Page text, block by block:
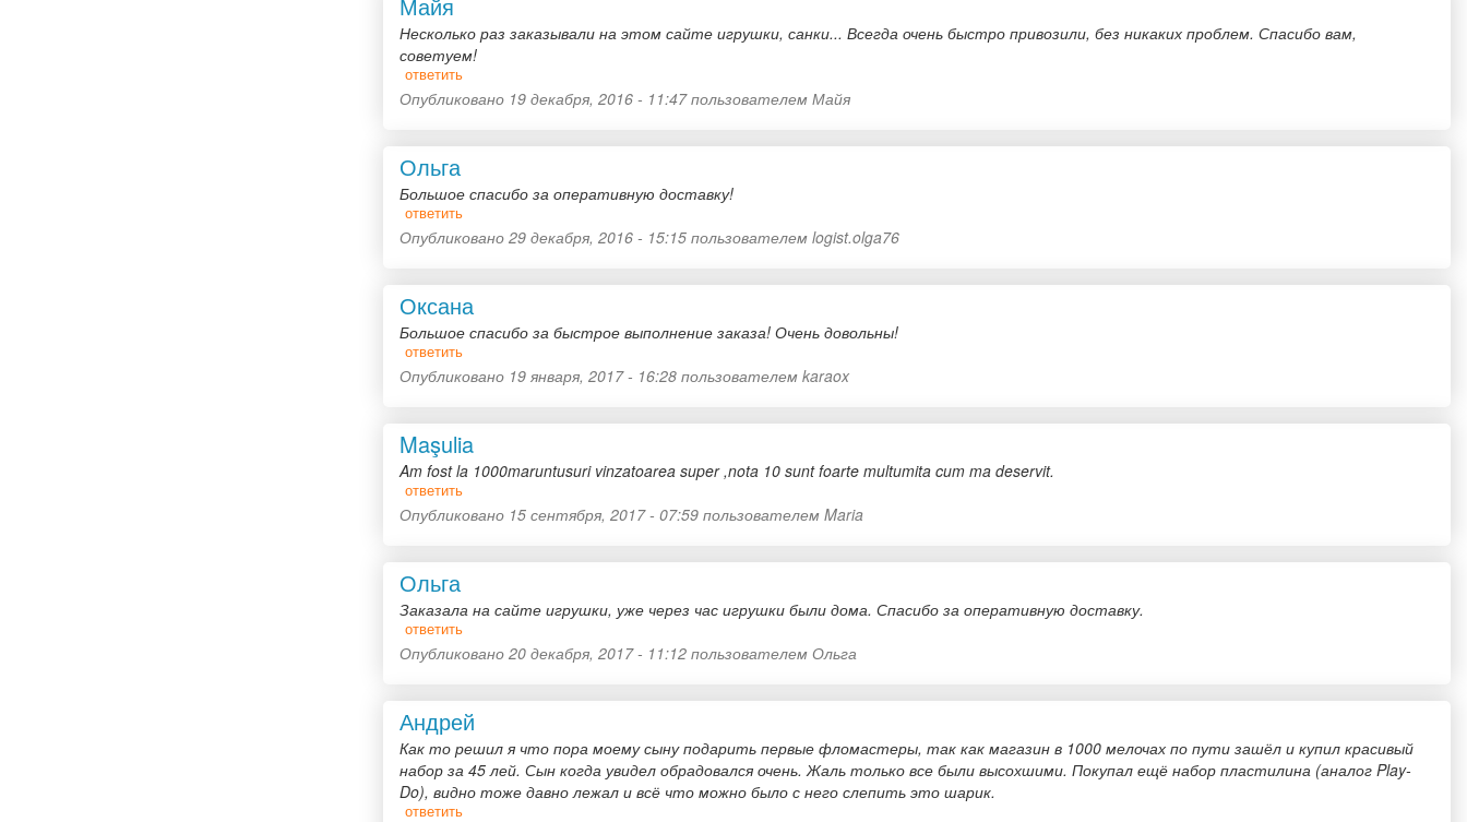
Несколько раз заказывали на этом сайте игрушки, санки... Всегда очень быстро привозили, без никаких проблем. Спасибо вам,
советуем!
ответить
Опубликовано 19 декабря, 2016 - 11:47 пользователем Майя
Ольга
Большое спасибо за оперативную доставку!
ответить
Опубликовано 29 декабря, 2016 - 15:15 пользователем logist.olga76
Оксана
Большое спасибо за быстрое выполнение заказа! Очень довольны!
ответить
Опубликовано 19 января, 2017 - 16:28 пользователем karaox
Maşulia
Am fost la 1000maruntusuri vinzatoarea super ,nota 10 sunt foarte multumita cum ma deservit.
ответить
Опубликовано 15 сентября, 2017 - 07:59 пользователем Maria
Ольга
Заказала на сайте игрушки, уже через час игрушки были дома. Спасибо за оперативную доставку.
ответить
Опубликовано 20 декабря, 2017 - 11:12 пользователем Ольга
Андрей
Как то решил я что пора моему сыну подарить первые фломастеры, так как магазин в 1000 мелочах по пути зашёл и купил красивый
набор за 45 лей. Сын когда увидел обрадовался очень. Жаль только все были высохшими. Покупал ещё набор пластилина (аналог Play-
Do), видно тоже давно лежал и всё что можно было с него слепить это шарик.
ответить